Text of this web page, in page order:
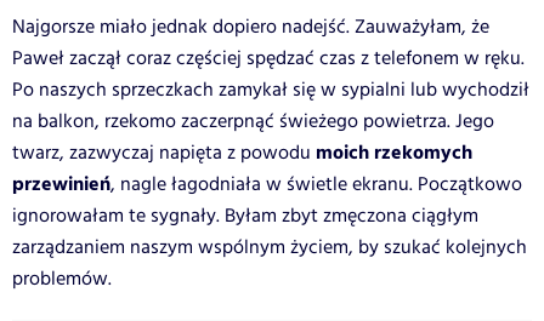
Najgorsze miało jednak dopiero nadejść. Zauważyłam, że
Paweł zaczął coraz częściej spędzać czas z telefonem w ręku.
Po naszych sprzeczkach zamykał się w sypialni lub wychodził
na balkon, rzekomo zaczerpnąć świeżego powietrza. Jego
twarz, zazwyczaj napięta z powodu moich rzekomych
przewinień, nagle łagodniała w świetle ekranu. Początkowo
ignorowałam te sygnały. Byłam zbyt zmęczona ciągłym
zarządzaniem naszym wspólnym życiem, by szukać kolejnych
problemów.